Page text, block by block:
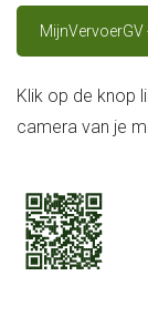
Klik op de knop
camera van je